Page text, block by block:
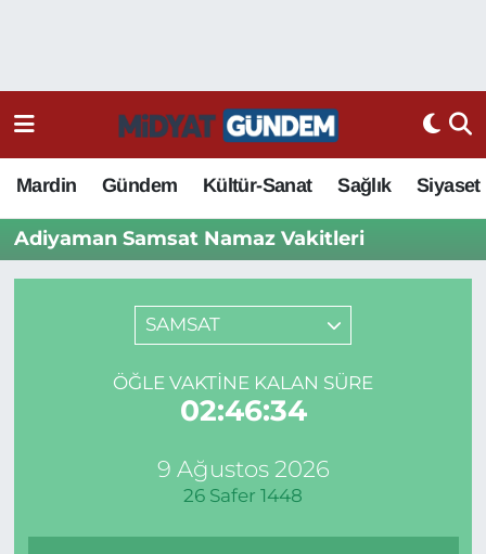
Mardin Gündem Kültür-Sanat Sağlık Siyaset
Adiyaman Samsat Namaz Vakitleri
SAMSAT
ÖĞLE VAKTINE KALAN SÜRE
02:46:34
9 Ağustos 2026
26 Safer 1448